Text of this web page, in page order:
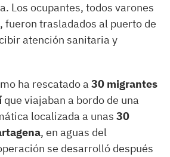
Los ocupantes, todos varones
fueron trasladados al puerto de
atención sanitaria y
ha rescatado a 30 migrantes
que viajaban a bordo de una
localizada a unas 30
, en aguas del
se desarrolló después